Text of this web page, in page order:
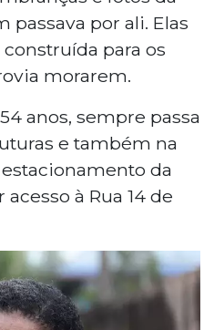
passava por ali. Elas
para os
morarem.
anos, sempre passa
e também na
da
à Rua 14 de